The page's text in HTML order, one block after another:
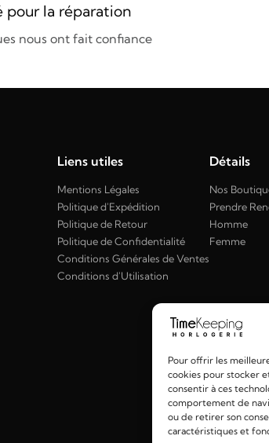
Pour offrir les
cookies pour stocker
consentir à ces
comportement de
ou de retirer son
caractéristiques et
pour la réparation
nous ont fait confiance
Liens utiles
Mentions Légales
Politique d'Expédition
Politique de Retour
Politique de Confidentialité
Conditions Générales de Ventes
Conditions d'Utilisation
Détails
Nos
Prendre
Homme
Femme